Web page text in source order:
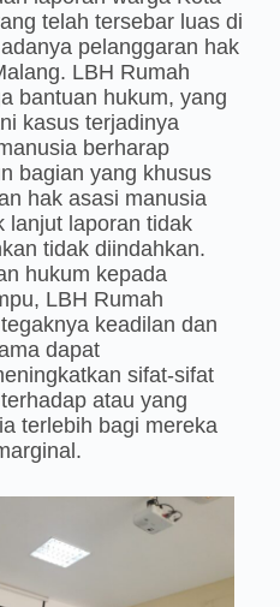
telah tersebar luas di
pelanggaran hak
LBH Rumah
bantuan hukum, yang
kasus terjadinya
berharap
bagian yang khusus
hak asasi manusia
lanjut laporan tidak
tidak diindahkan.
hukum kepada
LBH Rumah
keadilan dan
dapat
sifat-sifat
atau yang
terlebih bagi mereka